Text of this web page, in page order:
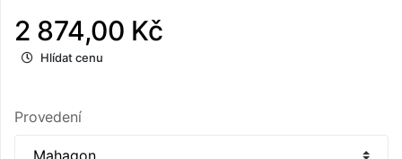
2 874,00 Kč
Hlídat cenu
Provedení